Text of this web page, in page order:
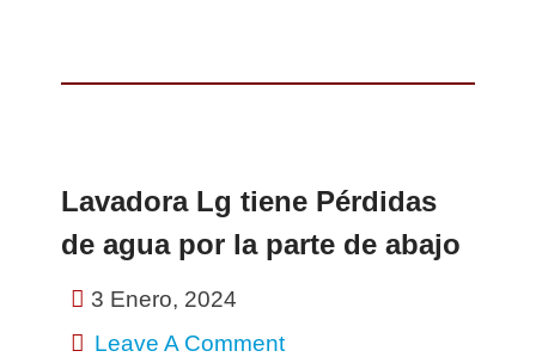
Lavadora Lg tiene Pérdidas
de agua por la parte de abajo
3 Enero, 2024
Leave A Comment